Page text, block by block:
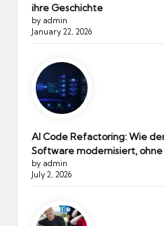
ihre Geschichte
by admin
January 22, 2026
AI Code Refactoring: Wie
Software modernisiert,
by admin
July 2, 2026